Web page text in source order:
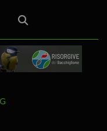
E PROVINCIA
POLITICA
CULTURA ARTE
EROTICO VICENTINO